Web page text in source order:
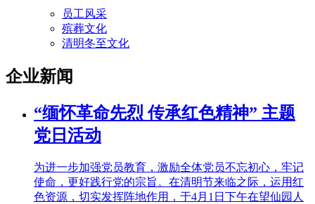
员工风采
殡葬文化
清明冬至文化
企业新闻
“缅怀革命先烈 传承红色精神” 主题
党日活动
为进一步加强党员教育，激励全体党员不忘初心，牢记
使命，更好践行党的宗旨。在清明节来临之际，运用红
色资源，切实发挥阵地作用，于4月1日下午在望仙园人